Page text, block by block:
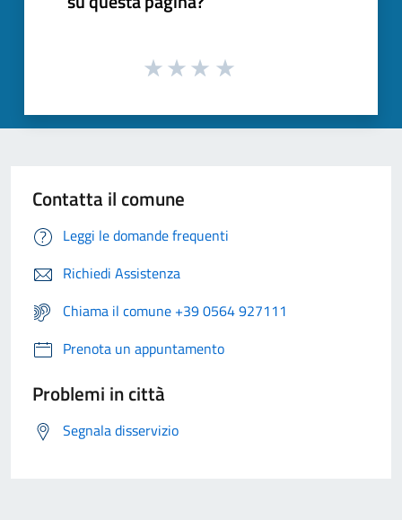
Contatta il comune
Leggi le domande frequenti
Richiedi Assistenza
Chiama il comune +39 0564 927111
Prenota un appuntamento
Problemi in città
Segnala disservizio